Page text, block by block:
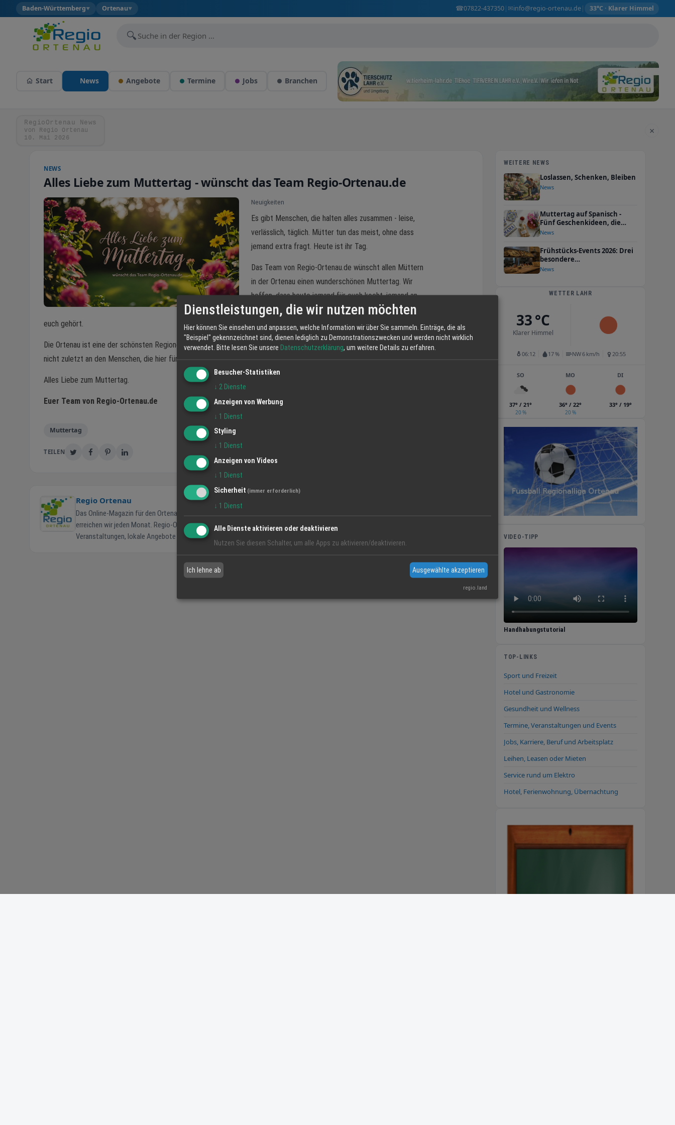
Baden-Württemberg▼ Ortenau▼ ☎07822-437350| ✉info@regio-ortenau.de| 33°C · Klarer Himmel
🔍
Start News Angebote Termine Jobs Branchen
RegioOrtenau News
von Regio Ortenau
10. Mai 2026
×
NEWS
Alles Liebe zum Muttertag - wünscht das Team Regio-Ortenau.de
Neuigkeiten
Es gibt Menschen, die halten alles zusammen - leise,
verlässlich, täglich. Mütter tun das meist, ohne dass
jemand extra fragt. Heute ist ihr Tag.
Das Team von Regio-Ortenau.de wünscht allen Müttern
in der Ortenau einen wunderschönen Muttertag. Wir
hoffen, dass heute jemand für euch kocht, jemand an
euch denkt - und dass ihr einen Moment habt, der nur
euch gehört.
Die Ortenau ist eine der schönsten Regionen Deutschlands. Dass sie so lebendig, warmherzig und liebenswert ist, liegt
nicht zuletzt an den Menschen, die hier für ihre Familien da sind - jeden Tag.
Alles Liebe zum Muttertag.
Euer Team von Regio-Ortenau.de
Muttertag
TEILEN
Regio Ortenau
Das Online-Magazin für den Ortenaukreis. Seit 2006 verbinden wir Menschen, Unternehmen und die Region. Über 180.000 Ortenauer
erreichen wir jeden Monat. Regio-Ortenau.de ist das zentrale Online-Magazin für den Ortenaukreis. Bürger finden hier aktuelle Termine,
Veranstaltungen, lokale Angebote und Marktinformationen. Betrieben wird das Magazin von der Regio Media eG in Kappel-
WEITERE NEWS
Loslassen, Schenken, Bleiben
News
Muttertag auf Spanisch -
Fünf Geschenkideen, die
nicht im Schrank verstauben
News
Frühstücks-Events 2026: Drei
besondere
Sonntagsmomente im Hotel
News
WETTER LAHR
33 °C
Klarer Himmel
06:12 17 % NW 6 km/h 20:55
SO
37° / 21°
20 %
MO
36° / 22°
20 %
DI
33° / 19°
VIDEO-TIPP
Handhabungstutorial
TOP-LINKS
Sport und Freizeit
Hotel und Gastronomie
Gesundheit und Wellness
Termine, Veranstaltungen und Events
Jobs, Karriere, Beruf und Arbeitsplatz
Leihen, Leasen oder Mieten
Service rund um Elektro
Hotel, Ferienwohnung, Übernachtung
Dienstleistungen, die wir nutzen möchten
Hier können Sie einsehen und anpassen, welche Information wir über Sie sammeln. Einträge, die als
"Beispiel" gekennzeichnet sind, dienen lediglich zu Demonstrationszwecken und werden nicht wirklich
verwendet. Bitte lesen Sie unsere Datenschutzerklärung, um weitere Details zu erfahren.
Besucher-Statistiken
↓ 2 Dienste
Anzeigen von Werbung
↓ 1 Dienst
Styling
↓ 1 Dienst
Anzeigen von Videos
↓ 1 Dienst
Sicherheit (immer erforderlich)
↓ 1 Dienst
Alle Dienste aktivieren oder deaktivieren
Nutzen Sie diesen Schalter, um alle Apps zu aktivieren/deaktivieren.
Ich lehne ab Ausgewählte akzeptieren
regio.land